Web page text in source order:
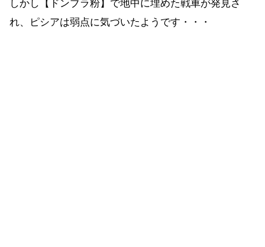
しかし【ドンブラ粉】で地中に埋めた戦車が発見さ
れ、ピシアは弱点に気づいたようです・・・